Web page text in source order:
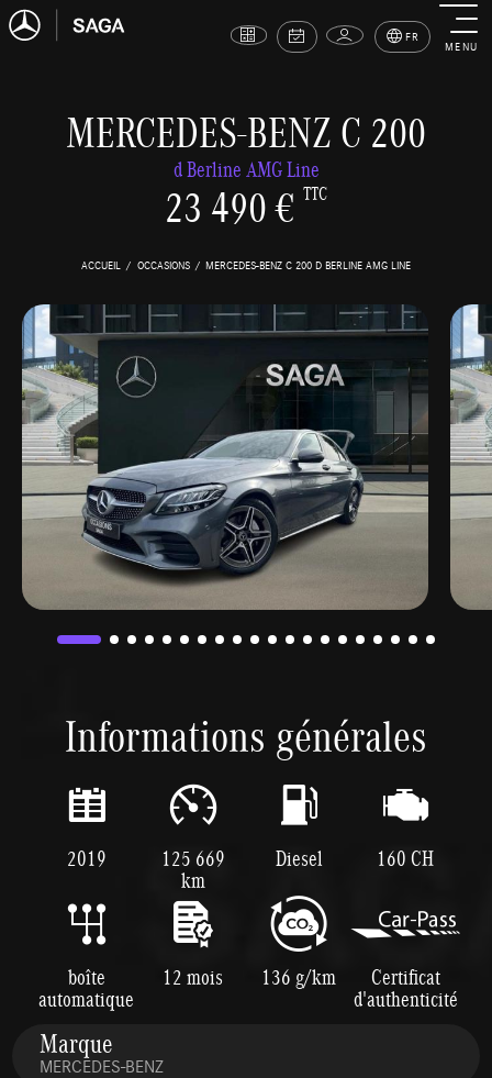
FR
MENU
MERCEDES-BENZ C 200
d Berline AMG Line
23 490 € TTC
ACCUEIL OCCASIONS MERCEDES-BENZ C 200 D BERLINE AMG LINE
Informations générales
2019 125 669
km
Diesel 160 CH
boîte
automatique
12 mois 136 g/km Certificat
d'authenticité
Marque
MERCEDES-BENZ